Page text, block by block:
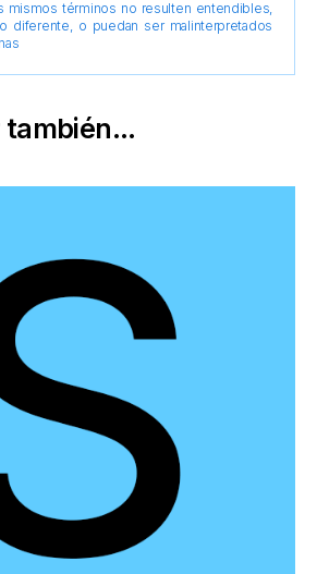
mismos términos no resulten entendibles,
diferente, o puedan ser malinterpretados
también...